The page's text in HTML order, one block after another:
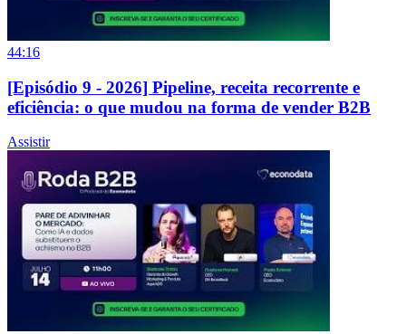
44:16
[Episódio 9 - 2026] Pipeline, receita recorrente e
eficiência: o que mudou na forma de vender B2B
Assistir